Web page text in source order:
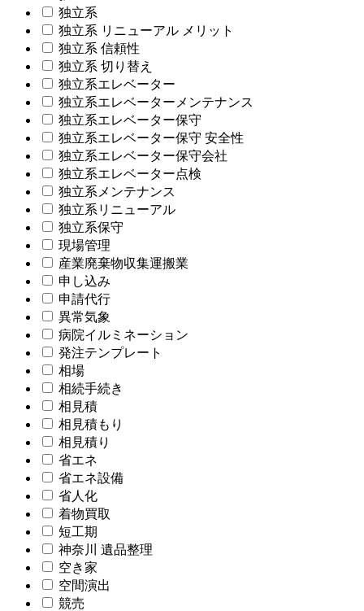
独立系
独立系 リニューアル メリット
独立系 信頼性
独立系 切り替え
独立系エレベーター
独立系エレベーターメンテナンス
独立系エレベーター保守
独立系エレベーター保守 安全性
独立系エレベーター保守会社
独立系エレベーター点検
独立系メンテナンス
独立系リニューアル
独立系保守
現場管理
産業廃棄物収集運搬業
申し込み
申請代行
異常気象
病院イルミネーション
発注テンプレート
相場
相続手続き
相見積
相見積もり
相見積り
省エネ
省エネ設備
省人化
着物買取
短工期
神奈川 遺品整理
空き家
空間演出
競売